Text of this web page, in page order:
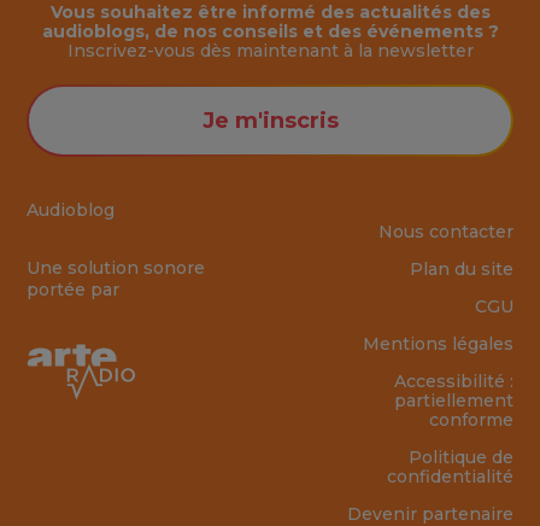
Audioblog
Une solution sonore
portée par
Vous souhaitez être informé des actualités des
audioblogs, de nos conseils et des événements ?
Inscrivez-vous dès maintenant à la newsletter
Je m'inscris
Nous contacter
Plan du site
CGU
Mentions légales
Accessibilité :
partiellement
conforme
Politique de
confidentialité
Devenir partenaire